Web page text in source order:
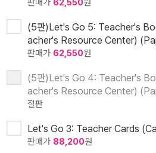
판매가 62,550원
(5판)Let's Go 5: Teacher's
acher's Resource Center)
판매가 62,550원
(5판)Let's Go 4: Teacher's
acher's Resource Center)
절판
Let's Go 3: Teacher Cards
판매가 88,200원